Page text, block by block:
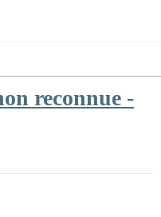
reconnue -